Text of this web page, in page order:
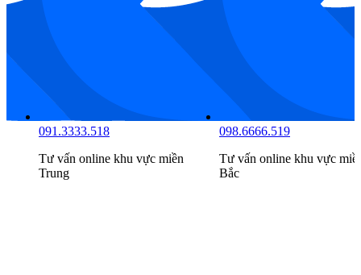
094.2222.516
Tư vấn online khu vực miền
Nam
091.3333.518
Tư vấn online khu vực
Trung